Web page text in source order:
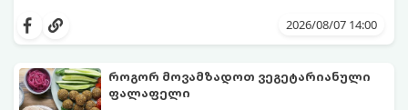
2026/08/07 14:00
როგორ მოვამზადოთ ვეგეტარიანული
ფალაფელი